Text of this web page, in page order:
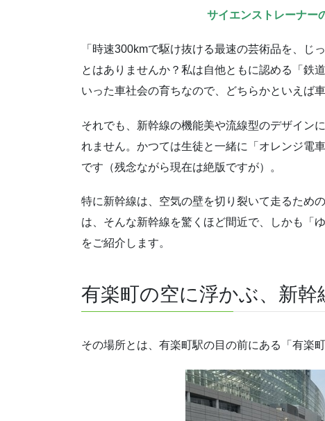
サイエンストレーナー
「時速300kmで駆け抜ける最速の芸術品を、
とはありませんか？私は自他ともに認める「鉄
いった車社会の育ちなので、どちらかといえば
それでも、新幹線の機能美や流線型のデザイン
れません。かつては生徒と一緒に「オレンジ電
です（残念ながら現在は絶版ですが）。
特に新幹線は、空気の壁を切り裂いて走るため
は、そんな新幹線を驚くほど間近で、しかも「
をご紹介します。
有楽町の空に浮かぶ、新幹
その場所とは、有楽町駅の目の前にある「有楽